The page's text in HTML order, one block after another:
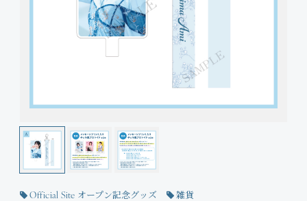
Voice
Amitami Chat
Official Site オープン記念グッズ 雑貨